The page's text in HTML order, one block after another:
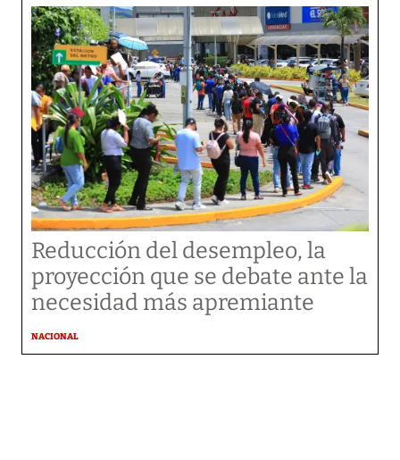
Reducción del desempleo, la
proyección que se debate ante la
necesidad más apremiante
NACIONAL